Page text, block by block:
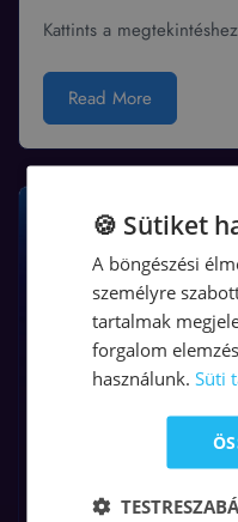
Kattints a
Read More
🍪 Sütiket
A böngészési
személyre
tartalmak
forgalom
használunk. Süti